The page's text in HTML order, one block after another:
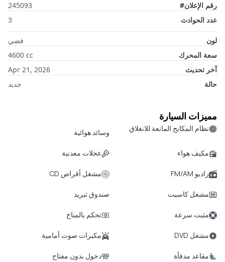
رقم الإعلان#
245093
عدد الحوادث
3
لون
فضي
سعة المحرك
4600 cc
آخر تحديث
Apr 21, 2026
حالة
جديد
مميزات السيارة
نظام المكابح المانعة للانغلاق وسائد هوائية
مكيف هواء عجلات معدنية
راديو FM/AM مشغل أقراص CD
مشغل كاسيت صندوق تبريد
مثبت سرعة تحكم بالمناخ
مشغل DVD مكبرات صوت أمامية
مقاعد مدفأة دخول بدون مفتاح